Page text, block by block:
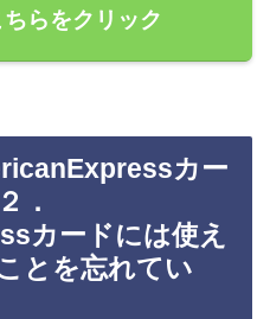
らをクリック
カー
．
カードには使え
とを忘れてい